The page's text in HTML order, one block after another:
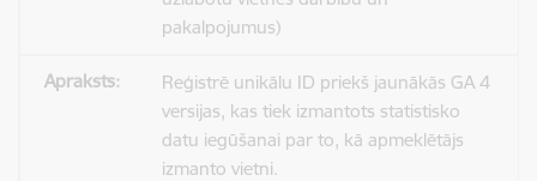
pakalpojumus)
Reģistrē unikālu ID priekš jaunākās GA 4
versijas, kas tiek izmantots statistisko
datu iegūšanai par to, kā apmeklētājs
izmanto vietni.